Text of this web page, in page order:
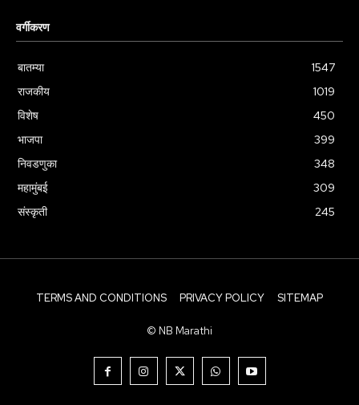
वर्गीकरण
बातम्या
1547
राजकीय
1019
विशेष
450
भाजपा
399
निवडणुका
348
महामुंबई
309
संस्कृती
245
TERMS AND CONDITIONS PRIVACY POLICY SITEMAP
© NB Marathi